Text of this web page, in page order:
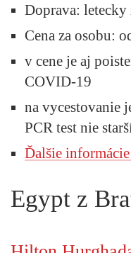
Doprava: letecky
Cena za osobu:
v cene je aj
COVID-19
na vycestovanie
PCR test nie
Ďalšie
Egypt z